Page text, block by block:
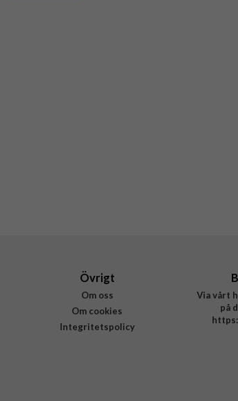
Övrigt
Om oss
Om cookies
Integritetspolicy
Via vårt
på